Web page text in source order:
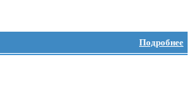
Подробнее